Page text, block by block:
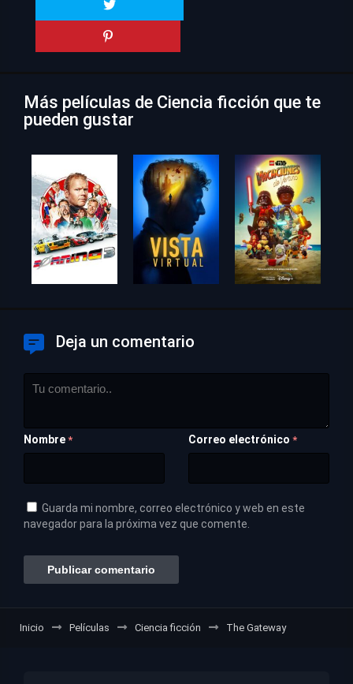
Más películas de Ciencia ficción que te
pueden gustar
Deja un comentario
Nombre * Correo electrónico *
Guarda mi nombre, correo electrónico y web en este
navegador para la próxima vez que comente.
Inicio Películas Ciencia ficción The Gateway